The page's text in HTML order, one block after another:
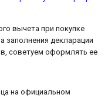
вычета при покупке
заполнения декларации
советуем оформлять ее
на официальном